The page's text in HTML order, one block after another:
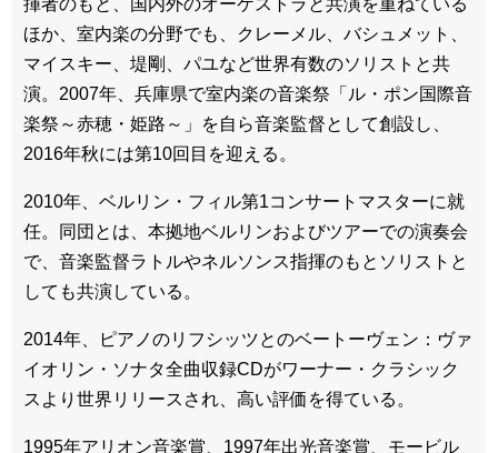
揮者のもと、国内外のオーケストラと共演を重ねている
ほか、室内楽の分野でも、クレーメル、バシュメット、
マイスキー、堤剛、パユなど世界有数のソリストと共
演。2007年、兵庫県で室内楽の音楽祭「ル・ポン国際音
楽祭～赤穂・姫路～」を自ら音楽監督として創設し、
2016年秋には第10回目を迎える。
2010年、ベルリン・フィル第1コンサートマスターに就
任。同団とは、本拠地ベルリンおよびツアーでの演奏会
で、音楽監督ラトルやネルソンス指揮のもとソリストと
しても共演している。
2014年、ピアノのリフシッツとのベートーヴェン：ヴァ
イオリン・ソナタ全曲収録CDがワーナー・クラシック
スより世界リリースされ、高い評価を得ている。
1995年アリオン音楽賞、1997年出光音楽賞、モービル